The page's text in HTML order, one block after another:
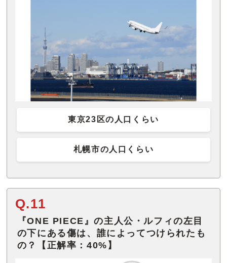
東京23区の人口くらい
札幌市の人口くらい
Q.11
『ONE PIECE』の主人公・ルフィの左目
の下にある傷は、誰によってつけられたも
の？【正解率：40%】